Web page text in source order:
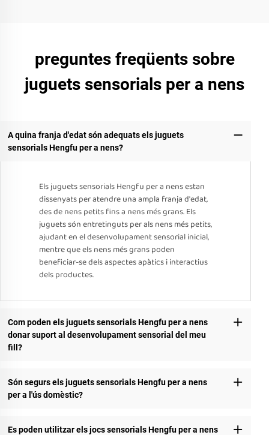
preguntes freqüents sobre
juguets sensorials per a nens
A quina franja d'edat són adequats els juguets
sensorials Hengfu per a nens?
Els juguets sensorials Hengfu per a nens estan
dissenyats per atendre una ampla franja d'edat,
des de nens petits fins a nens més grans. Els
juguets són entretinguts per als nens més petits,
ajudant en el desenvolupament sensorial inicial,
mentre que els nens més grans poden
beneficiar-se dels aspectes apàtics i interactius
dels productes.
Com poden els juguets sensorials Hengfu per a nens
donar suport al desenvolupament sensorial del meu
fill?
Són segurs els juguets sensorials Hengfu per a nens
per a l'ús domèstic?
Es poden utilitzar els jocs sensorials Hengfu per a nens